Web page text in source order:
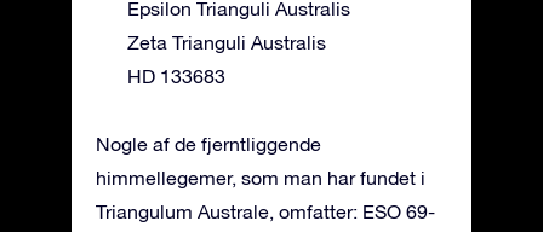
Epsilon Trianguli Australis
Zeta Trianguli Australis
HD 133683
Nogle af de fjerntliggende
himmellegemer, som man har fundet i
Triangulum Australe, omfatter: ESO 69-